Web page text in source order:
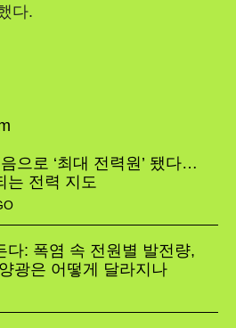
다.
으로 ‘최대 전력원’ 됐다…
는 전력 지도
다: 폭염 속 전원별 발전량,
광은 어떻게 달라지나